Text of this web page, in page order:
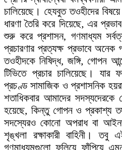
চালিয়েছে। হেযবুত তওহীদের
ধারণা তৈরি করে দিয়েছে, এর
শুরু করে প্রশাসন, গণমাধ্যম
প্রচারণার প্রত্যক্ষ প্রভাবে অনেক
তওহীদকে নিষিদ্ধ, জঙ্গি, গোপন
টিভিতে প্রচার চালিয়েছে।
প্রচণ্ড সামাজিক ও প্রশাসনিক
শতাধিকবার আমাদের সদস্যদেরকে
হয়েছে, কিন্তু গোপন ও প্রকাশ্য
সদস্যেরও কোনো অপরাধ বা
শৃঙ্খলা রক্ষাকারী বাহিনী। তবু
গণমাধ্যমগুলো ফুলিয়ে ফাঁপিয়ে